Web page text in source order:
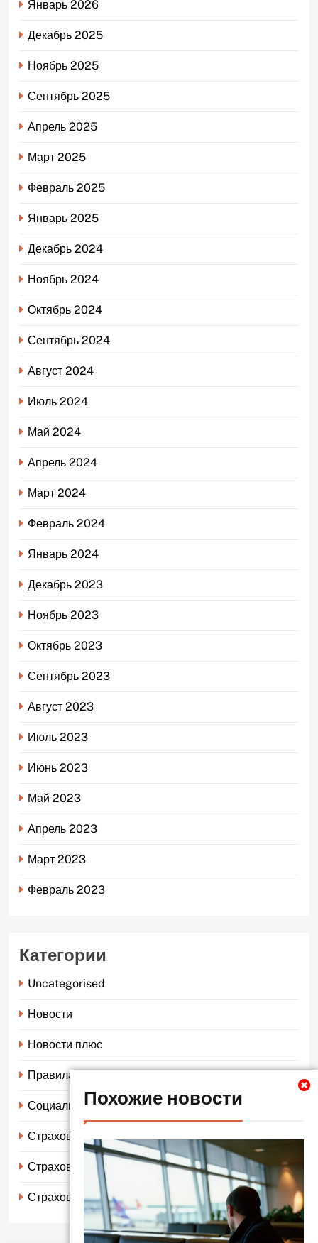
Похожие новости
Январь 2026
Декабрь 2025
Ноябрь 2025
Сентябрь 2025
Апрель 2025
Март 2025
Февраль 2025
Январь 2025
Декабрь 2024
Ноябрь 2024
Октябрь 2024
Сентябрь 2024
Август 2024
Июль 2024
Май 2024
Апрель 2024
Март 2024
Февраль 2024
Январь 2024
Декабрь 2023
Ноябрь 2023
Октябрь 2023
Сентябрь 2023
Август 2023
Июль 2023
Июнь 2023
Май 2023
Апрель 2023
Март 2023
Февраль 2023
Категории
Uncategorised
Новости
Новости плюс
Правила страхования
Социальное страхование
Страхование автомобиля
Страхование жизни
Страхование имущества